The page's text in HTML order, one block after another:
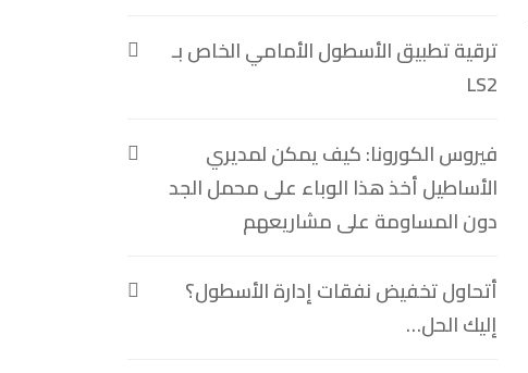
ترقية تطبيق الأسطول الأمامي الخاص بـ
LS2
فيروس الكورونا: كيف يمكن لمديري
الأساطيل أخذ هذا الوباء على محمل الجد
دون المساومة على مشاريعهم
أتحاول تخفيض نفقات إدارة الأسطول؟
إليك الحل…